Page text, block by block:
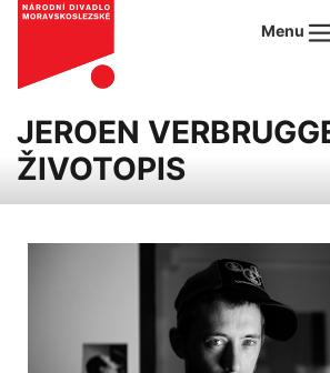
Menu
JEROEN
ŽIVOTOPIS